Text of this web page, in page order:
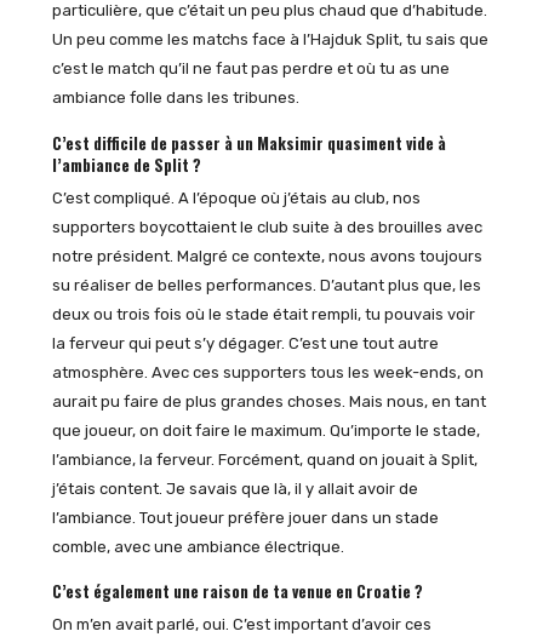
particulière, que c’était un peu plus chaud que d’habitude.
Un peu comme les matchs face à l’Hajduk Split, tu sais que
c’est le match qu’il ne faut pas perdre et où tu as une
ambiance folle dans les tribunes.
C’est difficile de passer à un Maksimir quasiment vide à
l’ambiance de Split ?
C’est compliqué. A l’époque où j’étais au club, nos
supporters boycottaient le club suite à des brouilles avec
notre président. Malgré ce contexte, nous avons toujours
su réaliser de belles performances. D’autant plus que, les
deux ou trois fois où le stade était rempli, tu pouvais voir
la ferveur qui peut s’y dégager. C’est une tout autre
atmosphère. Avec ces supporters tous les week-ends, on
aurait pu faire de plus grandes choses. Mais nous, en tant
que joueur, on doit faire le maximum. Qu’importe le stade,
l’ambiance, la ferveur. Forcément, quand on jouait à Split,
j’étais content. Je savais que là, il y allait avoir de
l’ambiance. Tout joueur préfère jouer dans un stade
comble, avec une ambiance électrique.
C’est également une raison de ta venue en Croatie ?
On m’en avait parlé, oui. C’est important d’avoir ces